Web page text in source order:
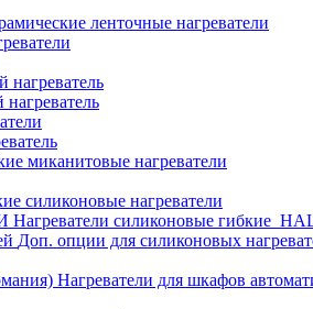
ленточные нагреватели
нагреватель
миканитовые нагреватели
силиконовые нагреватели
Нагреватели силиконовые
Доп. опции для силиконовых
Нагреватели для шкафов